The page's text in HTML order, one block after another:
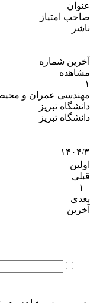
عنوان
صاحب امتیاز
ناشر
آخرین شماره
مشاهده
۱
مهندسی عمران و محیط
دانشگاه تبریز
دانشگاه تبریز
۱۴۰۴/۳
اولین
قبلی
۱
بعدی
آخرین